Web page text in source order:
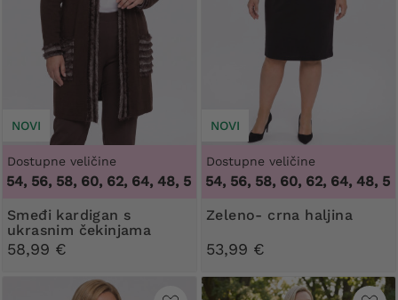
NOVI
Dostupne veličine
56, 58, 60, 62, 64, 48, 50, 52, 54, 56, 58, 60, 62, 64
Smeđi kardigan s
ukrasnim čekinjama
58,99 €
NOVI
Dostupne veličine
48, 50, 52, 54, 56, 58, 60, 62, 64, 48, 50,
Zeleno- crna haljina
53,99 €